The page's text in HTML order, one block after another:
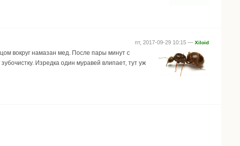
пт, 2017-09-29 10:15 — Xiloid
вокруг намазан мед. После пары минут с
Изредка один муравей влипает, тут уж